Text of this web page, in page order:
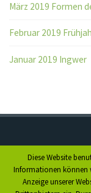
März 2019 Formen
Februar 2019
Januar 2019 Ingwer
Diese Website
Informationen können
Anzeige unserer